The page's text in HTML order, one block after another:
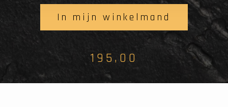
In mijn winkelmand
195,00